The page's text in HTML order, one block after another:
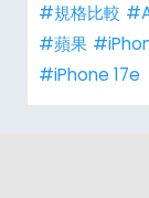
#規格比較
#蘋果
#iPhone 17e